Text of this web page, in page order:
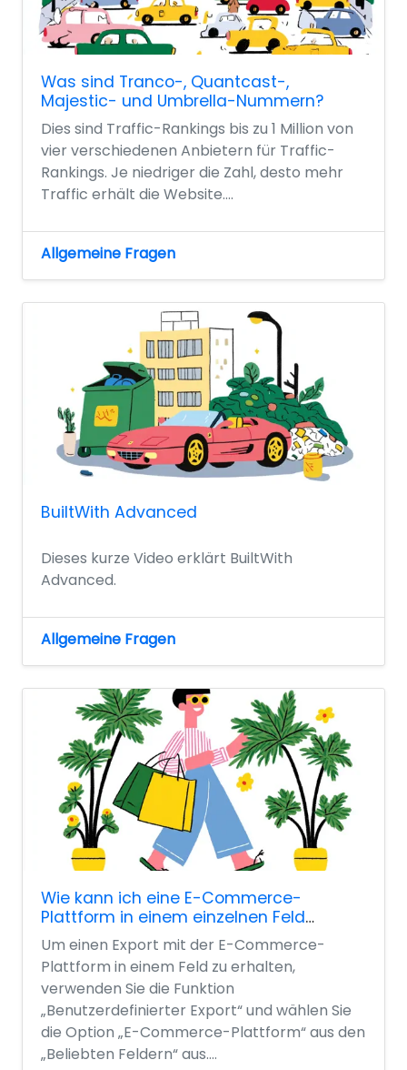
Was sind Tranco-, Quantcast-,
Majestic- und Umbrella-Nummern?
Dies sind Traffic-Rankings bis zu 1 Million von
vier verschiedenen Anbietern für Traffic-
Rankings. Je niedriger die Zahl, desto mehr
Traffic erhält die Website....
Allgemeine Fragen
BuiltWith Advanced
Dieses kurze Video erklärt BuiltWith
Advanced.
Allgemeine Fragen
Wie kann ich eine E-Commerce-
Plattform in einem einzelnen Feld
exportieren?
Um einen Export mit der E-Commerce-
Plattform in einem Feld zu erhalten,
verwenden Sie die Funktion
„Benutzerdefinierter Export“ und wählen Sie
die Option „E-Commerce-Plattform“ aus den
„Beliebten Feldern“ aus....